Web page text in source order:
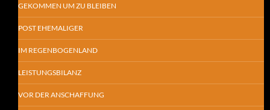
GEKOMMEN UM ZU BLEIBEN
POST EHEMALIGER
IM REGENBOGENLAND
LEISTUNGSBILANZ
VOR DER ANSCHAFFUNG